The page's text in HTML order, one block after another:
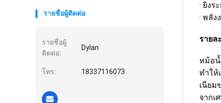
รายชื่อผู้ติดต่อ
รายชื่อผู้
ติดต่อ:
Dylan
โทร: 18337116073
· ยิงร
· พลัง
รายล
หม้อน้
ทำให้
เนียม
จากเ